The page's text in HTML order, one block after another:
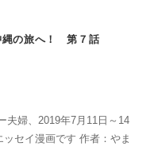
縄の旅へ！ 第７話
夫婦、2019年7月11日～14
セイ漫画です 作者：やま